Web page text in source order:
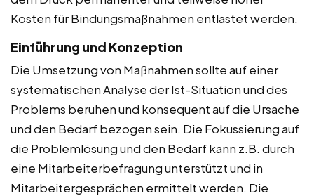
Kosten für Bindungsmaßnahmen entlastet werden.
Einführung und Konzeption
Die Umsetzung von Maßnahmen sollte auf einer
systematischen Analyse der Ist-Situation und des
Problems beruhen und konsequent auf die Ursache
und den Bedarf bezogen sein. Die Fokussierung auf
die Problemlösung und den Bedarf kann z.B. durch
eine Mitarbeiterbefragung unterstützt und in
Mitarbeitergesprächen ermittelt werden. Die